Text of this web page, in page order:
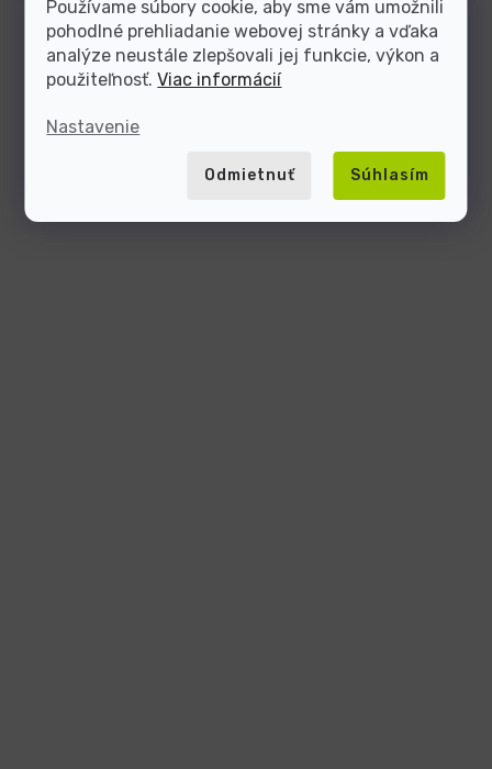
Používame súbory cookie, aby sme vám umožnili
pohodlné prehliadanie webovej stránky a vďaka
analýze neustále zlepšovali jej funkcie, výkon a
použiteľnosť.Viac informácií
Nastavenie
Odmietnuť Súhlasím